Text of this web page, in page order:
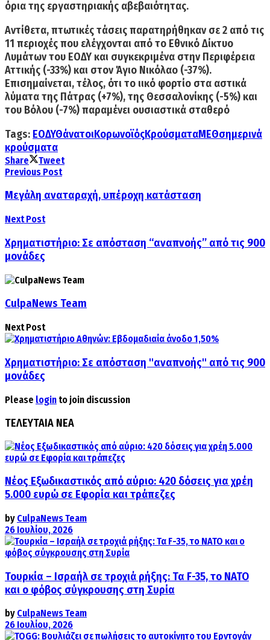
όρια της εργαστηριακής αβεβαιότητας.
Αντίθετα, πτωτικές τάσειςπαρατηρήθηκαν σε 2 από τις
11 περιοχές που ελέγχονται από το Εθνικό Δίκτυο
Λυμάτων του ΕΟΔΥ και συγκεκριμένα στην Περιφέρεια
Αττικής (-33%)και στον Άγιο Νικόλαο (-37%).
Επισημαίνεται, τέλος, ότι το ιικό φορτίο στα αστικά
λύματα της Πάτρας (+7%), της Θεσσαλονίκης (-5%) και
του Βόλου (-7%)παραμένει ουσιαστικά σταθερό
Tags: ΕΟΔΥΘάνατοιΚορωνοϊόςΚρούσματαΜΕΘσημερινά
κρούσματα
Share
Tweet
Previous Post
Μεγάλη αναταραχή, υπέροχη κατάσταση
Next Post
Χρηματιστήριο: Σε απόσταση “αναπνοής” από τις 900
μονάδες
CulpaNews Team
Next Post
Χρηματιστήριο: Σε απόσταση "αναπνοής" από τις 900
μονάδες
Please login to join discussion
ΤΕΛΕΥΤΑΙΑ ΝΕΑ
Νέος Εξωδικαστικός από αύριο: 420 δόσεις για χρέη
5.000 ευρώ σε Εφορία και τράπεζες
by CulpaNews Team
26 Ιουλίου, 2026
Τουρκία – Ισραήλ σε τροχιά ρήξης: Τα F-35, το ΝΑΤΟ
και ο φόβος σύγκρουσης στη Συρία
by CulpaNews Team
26 Ιουλίου, 2026